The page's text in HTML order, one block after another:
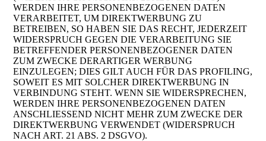
WERDEN IHRE PERSONENBEZOGENEN DATEN
VERARBEITET, UM DIREKTWERBUNG ZU
BETREIBEN, SO HABEN SIE DAS RECHT, JEDERZEIT
WIDERSPRUCH GEGEN DIE VERARBEITUNG SIE
BETREFFENDER PERSONENBEZOGENER DATEN
ZUM ZWECKE DERARTIGER WERBUNG
EINZULEGEN; DIES GILT AUCH FÜR DAS PROFILING,
SOWEIT ES MIT SOLCHER DIREKTWERBUNG IN
VERBINDUNG STEHT. WENN SIE WIDERSPRECHEN,
WERDEN IHRE PERSONENBEZOGENEN DATEN
ANSCHLIESSEND NICHT MEHR ZUM ZWECKE DER
DIREKTWERBUNG VERWENDET (WIDERSPRUCH
NACH ART. 21 ABS. 2 DSGVO).